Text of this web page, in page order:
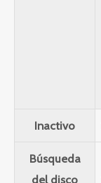
Inactivo
Búsqueda
del disco